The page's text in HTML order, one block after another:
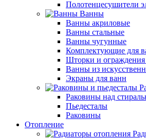
Полотенцесушители
Ванны
Ванны акриловые
Ванны стальные
Ванны чугунные
Комплектующие для
Шторки и ограждения
Ванны из
Экраны для ванн
Раковины над
Пьедесталы
Раковины
Отопление